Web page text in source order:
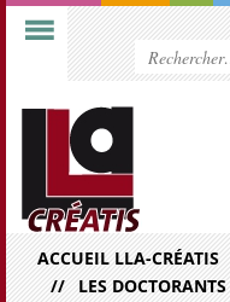
ACCUEIL LLA-CRÉATIS
LES DOCTORANTS